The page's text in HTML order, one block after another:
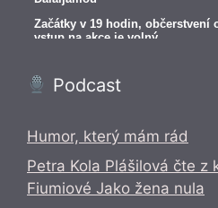
Podcast
Humor, který mám rád
Petra Kola Plášilová čte z
Fiumiové Jako žena nula